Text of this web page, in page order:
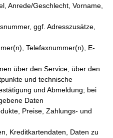
Geschlecht, Vorname,
ggf. Adresszusätze,
Telefaxnummer(n), E-
über den Service, über den
und technische
und Abmeldung; bei
Daten
Preise, Zahlungs- und
Daten zu